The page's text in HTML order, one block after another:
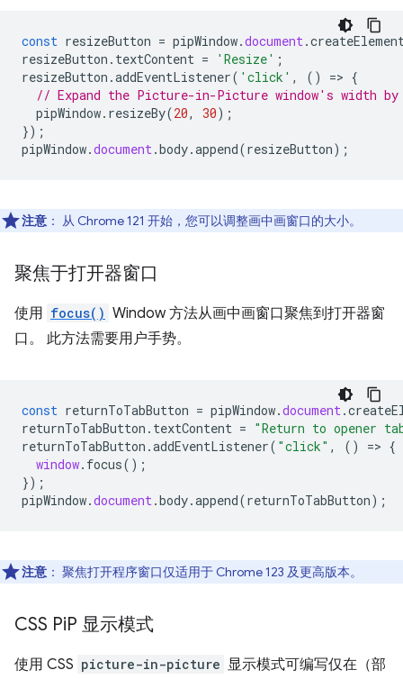
const resizeButton = pipWindow.document .
resizeButton . textContent = 'Resize' ;
resizeButton .addEventListener( 'click' , () => {
// Expand the Picture-in-Picture window's width by
pipWindow. resizeBy(20, 30);
});
pipWindow.document .body.append(resizeButton);
注意 ： 从 Chrome 121 开始，您可以调整画中画窗口的大小。
聚焦于打开器窗口
使用 focus() Window 方法从画中画窗口聚焦到打开器窗
口。 此方法需要用户手势。
const returnToTabButton = pipWindow.document .
returnToTabButton . textContent = "Return to opener
returnToTabButton .addEventListener( "click" , () => {
window. focus();
});
pipWindow.document .body.append(returnToTabButton);
注意 ： 聚焦打开程序窗口仅适用于 Chrome 123 及更高版本。
CSS PiP 显示模式
使用 CSS picture-in-picture 显示模式可编写仅在（部